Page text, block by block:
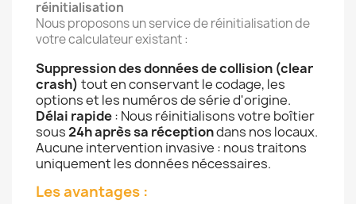
réinitialisation
Nous proposons un service de réinitialisation de
votre calculateur existant :
Suppression des données de collision (clear
crash) tout en conservant le codage, les
options et les numéros de série d'origine.
Délai rapide: Nous réinitialisons votre boîtier
sous24h après sa réceptiondans nos locaux.
Aucune intervention invasive : nous traitons
uniquement les données nécessaires.
Les avantages :